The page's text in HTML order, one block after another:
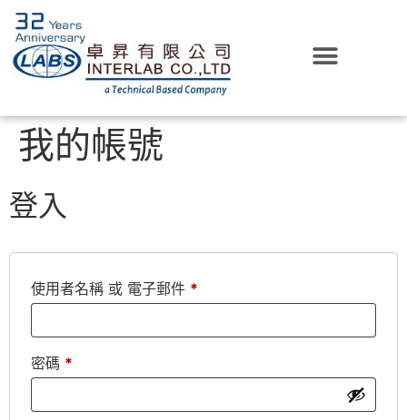
我的帳號
登入
使用者名稱 或 電子郵件 *
密碼 *